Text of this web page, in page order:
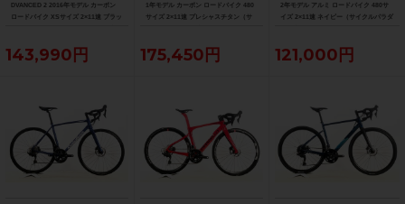
DVANCED 2 2016年モデル カーボン
ロードバイク XSサイズ 2×11速 ブラッ
143,990円
1年モデル カーボン ロードバイク 480
サイズ 2×11速 プレシャスチタン（サ
175,450円
2年モデル アルミ ロードバイク 480サ
イズ 2×11速 ネイビー（サイクルパラダ
121,000円